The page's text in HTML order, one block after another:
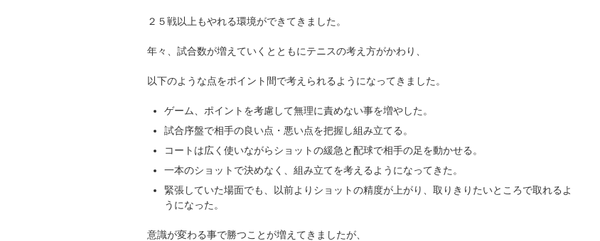
２５戦以上もやれる環境ができてきました。
年々、試合数が増えていくとともにテニスの考え方がかわり、
以下のような点をポイント間で考えられるようになってきました。
ゲーム、ポイントを考慮して無理に責めない事を増やした。
試合序盤で相手の良い点・悪い点を把握し組み立てる。
コートは広く使いながらショットの緩急と配球で相手の足を動かせる。
一本のショットで決めなく、組み立てを考えるようになってきた。
緊張していた場面でも、以前よりショットの精度が上がり、取りきりたいところで取れるよ
うになった。
意識が変わる事で勝つことが増えてきましたが、